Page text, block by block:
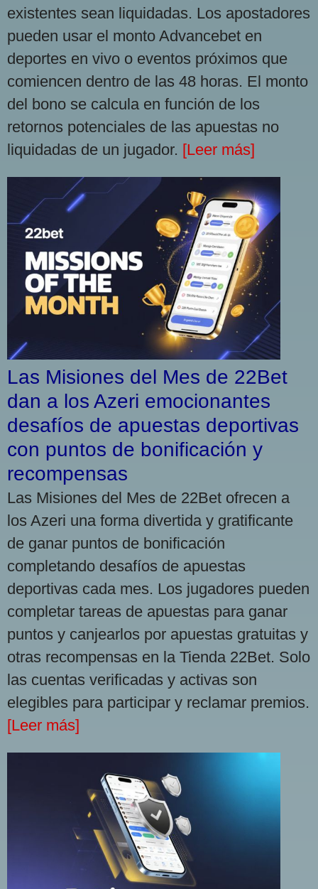
existentes sean liquidadas. Los apostadores
pueden usar el monto Advancebet en
deportes en vivo o eventos próximos que
comiencen dentro de las 48 horas. El monto
del bono se calcula en función de los
retornos potenciales de las apuestas no
liquidadas de un jugador. [Leer más]
Las Misiones del Mes de 22Bet
dan a los Azeri emocionantes
desafíos de apuestas deportivas
con puntos de bonificación y
recompensas
Las Misiones del Mes de 22Bet ofrecen a
los Azeri una forma divertida y gratificante
de ganar puntos de bonificación
completando desafíos de apuestas
deportivas cada mes. Los jugadores pueden
completar tareas de apuestas para ganar
puntos y canjearlos por apuestas gratuitas y
otras recompensas en la Tienda 22Bet. Solo
las cuentas verificadas y activas son
elegibles para participar y reclamar premios.
[Leer más]